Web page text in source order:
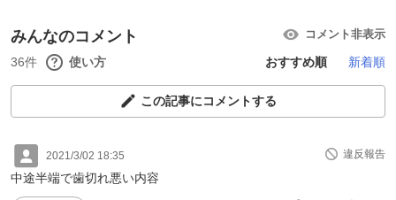
みんなのコメント コメント非表示
36件 使い方 おすすめ順 新着順
この記事にコメントする
2021/3/02 18:35 違反報告
中途半端で歯切れ悪い内容